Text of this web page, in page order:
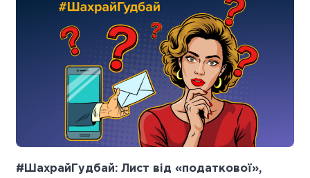
#ШахрайГудбай: Лист від «податкової»,